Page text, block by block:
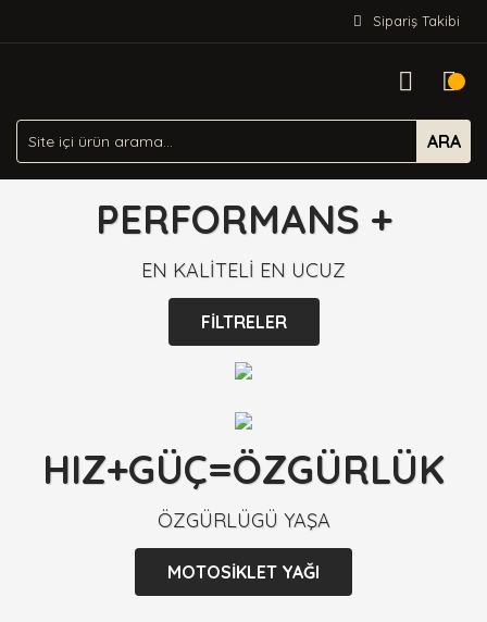
Sipariş Takibi
ARA
PERFORMANS +
EN KALİTELİ EN UCUZ
FİLTRELER
HIZ+GÜÇ=ÖZGÜRLÜK
ÖZGÜRLÜGÜ YAŞA
MOTOSİKLET YAĞI